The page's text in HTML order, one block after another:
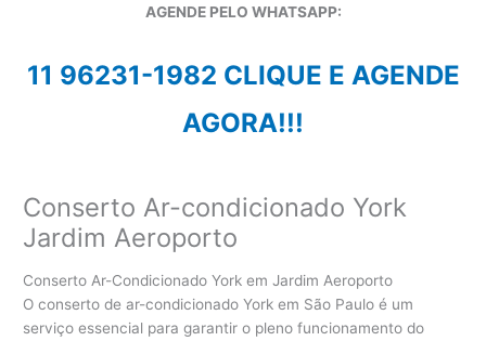
AGENDE PELO WHATSAPP:
11 96231-1982 CLIQUE E AGENDE
AGORA!!!
Conserto Ar-condicionado York
Jardim Aeroporto
Conserto Ar-Condicionado York em Jardim Aeroporto
O conserto de ar-condicionado York em São Paulo é um
serviço essencial para garantir o pleno funcionamento do